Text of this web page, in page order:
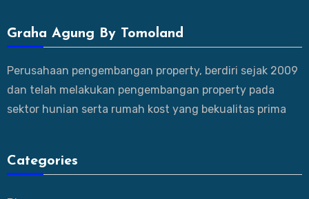
Graha Agung By Tomoland
Perusahaan pengembangan property, berdiri sejak 2009
dan telah melakukan pengembangan property pada
sektor hunian serta rumah kost yang bekualitas prima
Categories